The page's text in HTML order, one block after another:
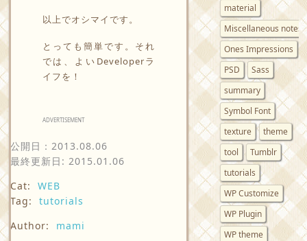
以上でオシマイです。
とっても簡単です。それ
では、よいDeveloperラ
イフを！
ADVERTISEMENT
公開日： 2013.08.06
最終更新日: 2015.01.06
Cat:
WEB
Tag:
tutorials
Author:
mami
material
Miscellaneous notes
Ones Impressions
PSD
Sass
summary
Symbol Font
texture
theme
tool
Tumblr
tutorials
WP Customize
WP Plugin
WP theme